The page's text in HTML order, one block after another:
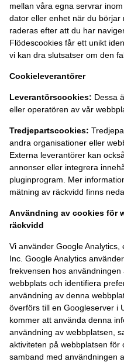
mellan våra egna servrar
dator eller enhet när du börjar
raderas efter att du har
Flödescookies får ett unikt
vi kan dra slutsatser om den
Cookieleverantörer
Leverantörscookies: Dessa
eller operatören av vår
Tredjepartscookies:
andra organisationer eller
Externa leverantörer kan
annonser eller integrera
pluginprogram. Mer
mätning av räckvidd finns
Användning av cookies för
räckvidd
Vi använder Google
Inc. Google Analytics
frekvensen hos
webbplats och identifiera
användning av denna
överförs till en Googleserver i
kommer att använda denna
användning av webbplatsen,
aktiviteten på webbplatsen
samband med användningen